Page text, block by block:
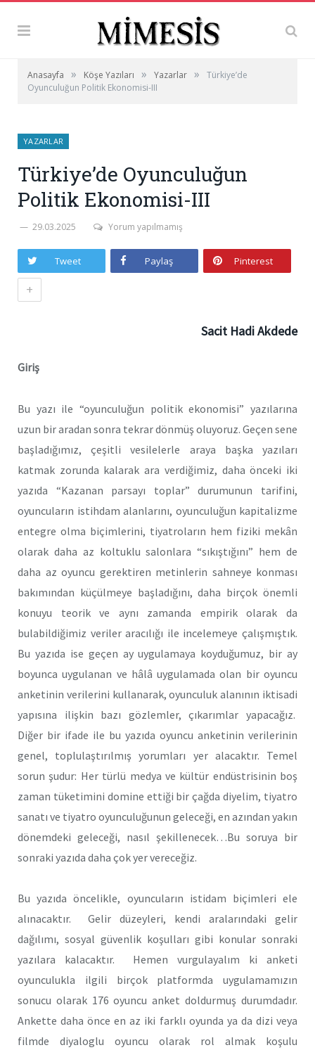
Anasayfa » Köşe Yazıları » Yazarlar »
Türkiye’de
Oyunculuğun Politik Ekonomisi-III
YAZARLAR
Türkiye’de Oyunculuğun
Politik Ekonomisi-III
29.03.2025 Yorum yapılmamış
Tweet Paylaş Pinterest
+
Sacit Hadi Akdede
Giriş
Bu yazı ile “oyunculuğun politik ekonomisi” yazılarına
uzun bir aradan sonra tekrar dönmüş oluyoruz. Geçen sene
başladığımız, çeşitli vesilelerle araya başka yazıları
katmak zorunda kalarak ara verdiğimiz, daha önceki iki
yazıda “Kazanan parsayı toplar” durumunun tarifini,
oyuncuların istihdam alanlarını, oyunculuğun kapitalizme
entegre olma biçimlerini, tiyatroların hem fiziki mekân
olarak daha az koltuklu salonlara “sıkıştığını” hem de
daha az oyuncu gerektiren metinlerin sahneye konması
bakımından küçülmeye başladığını, daha birçok önemli
konuyu teorik ve aynı zamanda empirik olarak da
bulabildiğimiz veriler aracılığı ile incelemeye çalışmıştık.
Bu yazıda ise geçen ay uygulamaya koyduğumuz, bir ay
boyunca uygulanan ve hâlâ uygulamada olan bir oyuncu
anketinin verilerini kullanarak, oyunculuk alanının iktisadi
yapısına ilişkin bazı gözlemler, çıkarımlar yapacağız.
Diğer bir ifade ile bu yazıda oyuncu anketinin verilerinin
genel, toplulaştırılmış yorumları yer alacaktır. Temel
sorun şudur: Her türlü medya ve kültür endüstrisinin boş
zaman tüketimini domine ettiği bir çağda diyelim, tiyatro
sanatı ve tiyatro oyunculuğunun geleceği, en azından yakın
dönemdeki geleceği, nasıl şekillenecek…Bu soruya bir
sonraki yazıda daha çok yer vereceğiz.
Bu yazıda öncelikle, oyuncuların istidam biçimleri ele
alınacaktır. Gelir düzeyleri, kendi aralarındaki gelir
dağılımı, sosyal güvenlik koşulları gibi konular sonraki
yazılara kalacaktır. Hemen vurgulayalım ki anketi
oyunculukla ilgili birçok platformda uygulamamızın
sonucu olarak 176 oyuncu anket doldurmuş durumdadır.
Ankette daha önce en az iki farklı oyunda ya da dizi veya
filmde diyaloglu oyuncu olarak rol almak koşulu